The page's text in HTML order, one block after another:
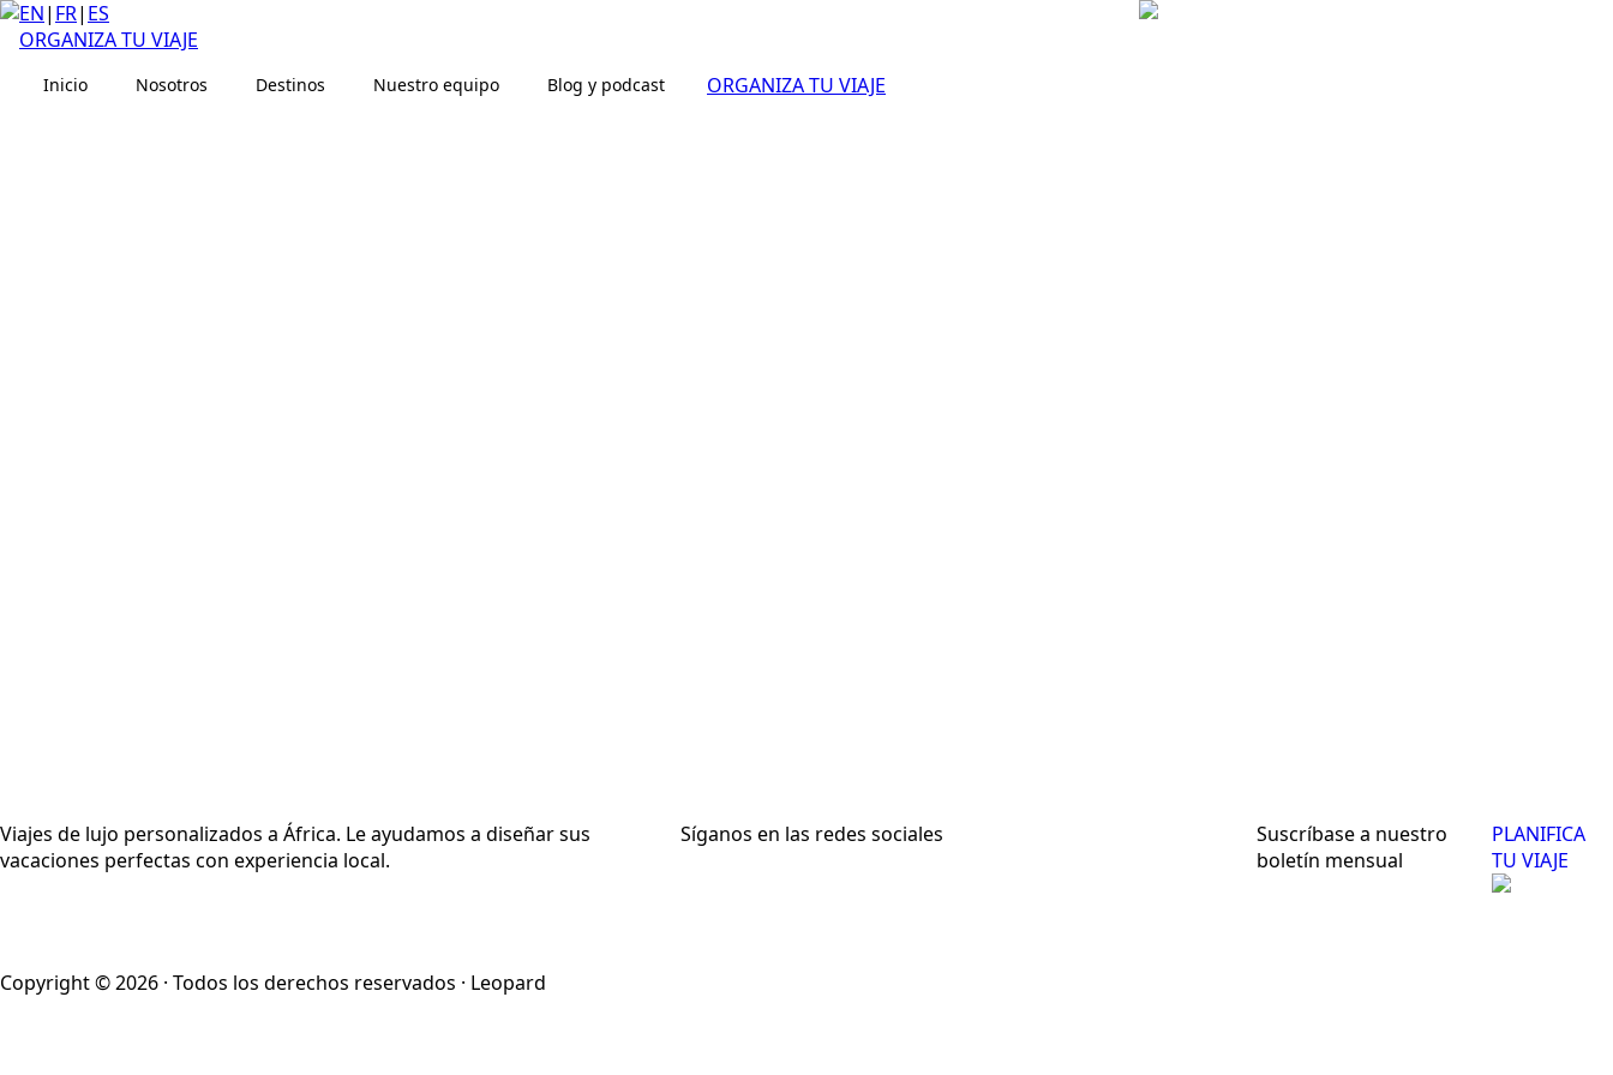
EN| FR| ES
ORGANIZA TU VIAJE
Inicio Nosotros Destinos Nuestro equipo Blog y podcast ORGANIZA TU VIAJE
Viajes de lujo personalizados a África. Le ayudamos a diseñar sus
vacaciones perfectas con experiencia local.
Síganos en las redes sociales
Suscríbase a nuestro
boletín mensual
PLANIFICA
TU VIAJE
Copyright © 2026 · Todos los derechos reservados · Leopard